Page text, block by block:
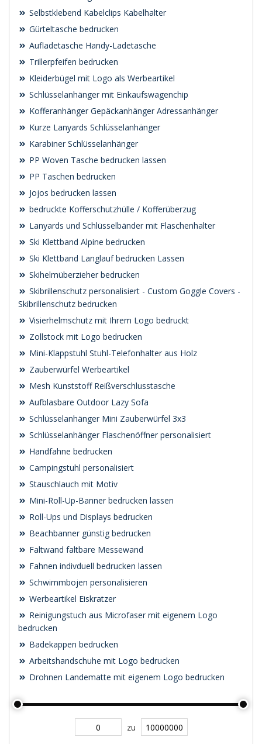
Selbstklebend Kabelclips Kabelhalter
Gürteltasche bedrucken
Aufladetasche Handy-Ladetasche
Trillerpfeifen bedrucken
Kleiderbügel mit Logo als Werbeartikel
Schlüsselanhänger mit Einkaufswagenchip
Kofferanhänger Gepäckanhänger Adressanhänger
Kurze Lanyards Schlüsselanhänger
Karabiner Schlüsselanhänger
PP Woven Tasche bedrucken lassen
PP Taschen bedrucken
Jojos bedrucken lassen
bedruckte Kofferschutzhülle / Kofferüberzug
Lanyards und Schlüsselbänder mit Flaschenhalter
Ski Klettband Alpine bedrucken
Ski Klettband Langlauf bedrucken Lassen
Skihelmüberzieher bedrucken
Skibrillenschutz personalisiert - Custom Goggle Covers -
Skibrillenschutz bedrucken
Visierhelmschutz mit Ihrem Logo bedruckt
Zollstock mit Logo bedrucken
Mini-Klappstuhl Stuhl-Telefonhalter aus Holz
Zauberwürfel Werbeartikel
Mesh Kunststoff Reißverschlusstasche
Aufblasbare Outdoor Lazy Sofa
Schlüsselanhänger Mini Zauberwürfel 3x3
Schlüsselanhänger Flaschenöffner personalisiert
Handfahne bedrucken
Campingstuhl personalisiert
Stauschlauch mit Motiv
Mini-Roll-Up-Banner bedrucken lassen
Roll-Ups und Displays bedrucken
Beachbanner günstig bedrucken
Faltwand faltbare Messewand
Fahnen indivduell bedrucken lassen
Schwimmbojen personalisieren
Werbeartikel Eiskratzer
Reinigungstuch aus Microfaser mit eigenem Logo
bedrucken
Badekappen bedrucken
Arbeitshandschuhe mit Logo bedrucken
Drohnen Landematte mit eigenem Logo bedrucken
zu